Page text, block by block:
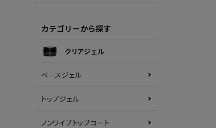
カテゴリーから探す
クリアジェル
ベースジェル
トップジェル
ノンワイプトップコート